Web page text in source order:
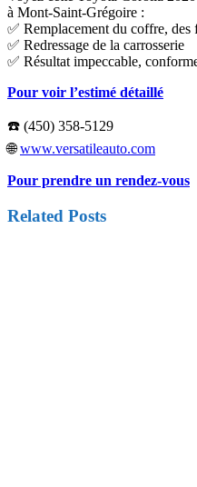
à Mont-Saint-Grégoire :
✅ Remplacement du coffre, des
✅ Redressage de la carrosserie
✅ Résultat impeccable,
Pour voir l’estimé détaillé
☎️ (450) 358-5129
🌐www.versatileauto.com
Pour prendre un rendez-vous
Related Posts